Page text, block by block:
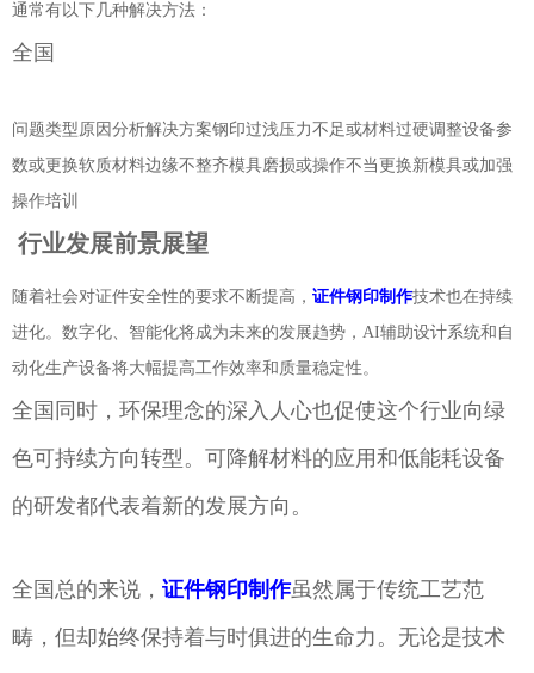
通常有以下几种解决方法：
全国
问题类型原因分析解决方案钢印过浅压力不足或材料过硬调整设备参
数或更换软质材料边缘不整齐模具磨损或操作不当更换新模具或加强
操作培训
行业发展前景展望
随着社会对证件安全性的要求不断提高， 证件钢印制作技术也在持续
进化。数字化、智能化将成为未来的发展趋势，AI辅助设计系统和自
动化生产设备将大幅提高工作效率和质量稳定性。
全国同时，环保理念的深入人心也促使这个行业向绿
色可持续方向转型。可降解材料的应用和低能耗设备
的研发都代表着新的发展方向。
全国总的来说， 证件钢印制作虽然属于传统工艺范
畴，但却始终保持着与时俱进的生命力。无论是技术